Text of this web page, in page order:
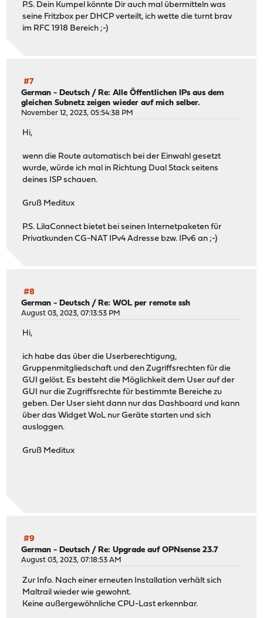
"username": "",
"authtype": "",
"expire": "",
"eval_nomatch": "8552",
"eval_match": "0",
"in_block_p": "0",
"in_block_b": "0",
"in_pass_p": "0",
"out_block_p": "0",
"out_block_b": "0",
"out_pass_p": "0",
"description": "github.com"
}
}
P.S. Dein Kumpel könnte Dir auch mal übermitteln was
seine Fritzbox per DHCP verteilt, ich wette die turnt brav
im RFC 1918 Bereich ;-)
#7
German - Deutsch / Re: Alle Öffentlichen IPs aus dem
gleichen Subnetz zeigen wieder auf mich selber.
November 12, 2023, 05:54:38 PM
Hi,
wenn die Route automatisch bei der Einwahl gesetzt
wurde, würde ich mal in Richtung Dual Stack seitens
deines ISP schauen.
Gruß Meditux
P.S. LilaConnect bietet bei seinen Internetpaketen für
Privatkunden CG-NAT IPv4 Adresse bzw. IPv6 an ;-)
#8
German - Deutsch / Re: WOL per remote ssh
August 03, 2023, 07:13:53 PM
Hi,
ich habe das über die Userberechtigung,
Gruppenmitgliedschaft und den Zugriffsrechten für die
GUI gelöst. Es besteht die Möglichkeit dem User auf der
GUI nur die Zugriffsrechte für bestimmte Bereiche zu
geben. Der User sieht dann nur das Dashboard und kann
über das Widget WoL nur Geräte starten und sich
ausloggen.
Gruß Meditux
#9
German - Deutsch /Re: Upgrade auf OPNsense 23.7
August 03, 2023, 07:18:53 AM
Zur Info. Nach einer erneuten Installation verhält sich
Maltrail wieder wie gewohnt.
Keine außergewöhnliche CPU-Last erkennbar.